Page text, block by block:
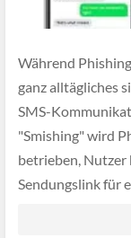
Während
ganz alltägliches
SMS-
"Smishing" wird
betrieben, Nutzer
Sendungslink für
etwa die